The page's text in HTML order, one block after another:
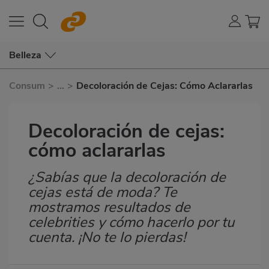
Belleza
Consum > ... > Decoloración de Cejas: Cómo Aclararlas
Decoloración de cejas:
cómo aclararlas
Subtítulo
¿Sabías que la decoloración de
cejas está de moda? Te
mostramos resultados de
celebrities y cómo hacerlo por tu
cuenta. ¡No te lo pierdas!